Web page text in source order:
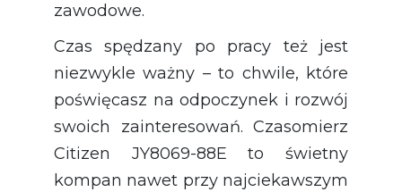
zawodowe.
Czas spędzany po pracy też jest
niezwykle ważny – to chwile, które
poświęcasz na odpoczynek i rozwój
swoich zainteresowań. Czasomierz
Citizen JY8069-88E to świetny
kompan nawet przy najciekawszym